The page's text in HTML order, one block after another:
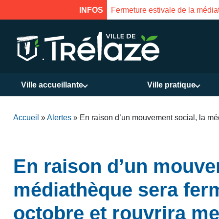
INFOS Fermeture estivale de la
Ville accueillante Ville pratique
Accueil »Alertes » En raison d’un mouvement social, la
En raison d’un
médiathèque sera
octobre et rouvrira